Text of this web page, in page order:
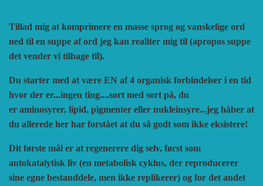
DO IT GAMES
PLAGUE ISLAND GAMES
WORTHINGTON PUBLISHING
Tillad mig at komprimere en masse sprog og vanskelige ord
ned til en suppe af ord jeg kan realiter mig til (apropos suppe
det vender vi tilbage til).
Du starter med at være EN af 4 organisk forbindelser i en tid
hvor der er...ingen ting....sort med sort på, du
er aminosyrer, lipid, pigmenter eller nukleinsyre...jeg håber at
du allerede her har forstået at du så godt som ikke eksistere!
Dit første mål er at regenerere dig selv, først som
autokatalytisk liv (en metabolisk cyklus, der reproducerer
sine egne bestanddele, men ikke replikerer) og for det andet